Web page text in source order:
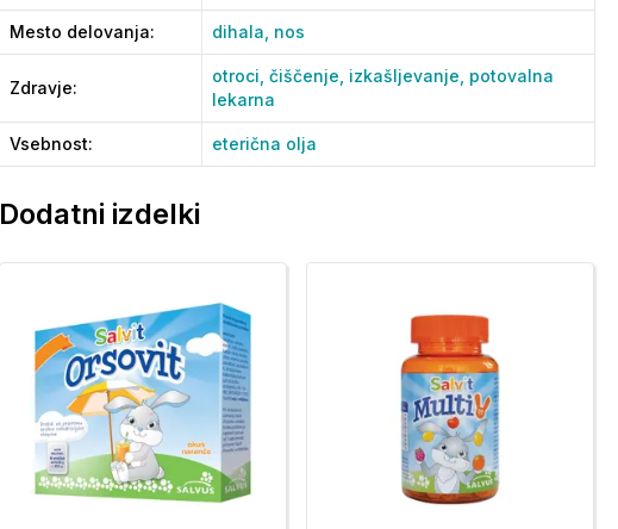
Mesto delovanja: dihala, nos
Zdravje:
otroci, čiščenje, izkašljevanje, potovalna
lekarna
Vsebnost: eterična olja
Dodatni izdelki